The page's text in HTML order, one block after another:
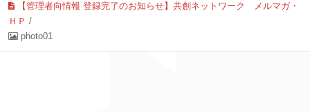
【管理者向情報 登録完了のお知らせ】共創ネットワーク メルマガ・
ＨＰ /
photo01